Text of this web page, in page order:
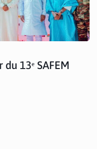
13ᵉ SAFEM